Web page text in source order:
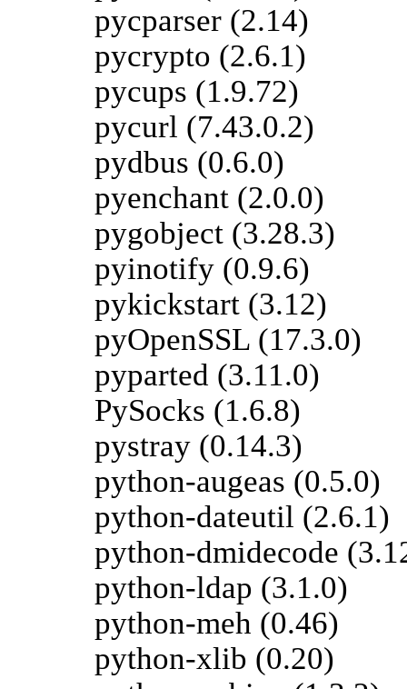
pycparser (2.14)
pycrypto (2.6.1)
pycups (1.9.72)
pycurl (7.43.0.2)
pydbus (0.6.0)
pyenchant (2.0.0)
pygobject (3.28.3)
pyinotify (0.9.6)
pykickstart (3.12)
pyOpenSSL (17.3.0)
pyparted (3.11.0)
PySocks (1.6.8)
pystray (0.14.3)
python-augeas (0.5.0)
python-dateutil (2.6.1)
python-dmidecode
python-ldap (3.1.0)
python-meh (0.46)
python-xlib (0.20)